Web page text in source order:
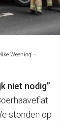
Weening –
niet nodig”
stonden op